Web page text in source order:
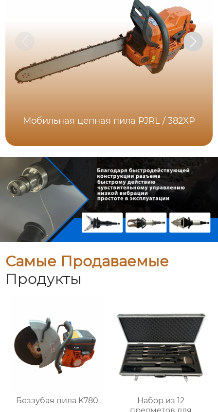
Мобильная цепная пила PJRL / 382XP
Самые Продаваемые
Продукты
Беззубая пила K780
Набор из 12